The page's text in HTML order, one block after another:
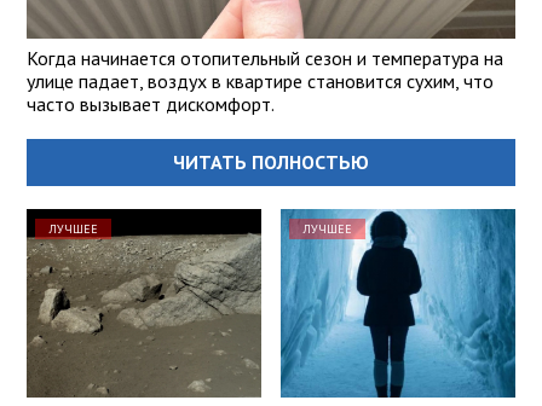
Когда начинается отопительный сезон и температура на
улице падает, воздух в квартире становится сухим, что
часто вызывает дискомфорт.
ЧИТАТЬ ПОЛНОСТЬЮ
ЛУЧШЕЕ ЛУЧШЕЕ